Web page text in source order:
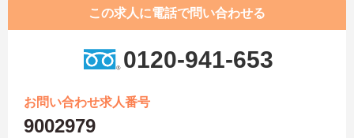
この求人に電話で問い合わせる
0120-941-653
お問い合わせ求人番号
9002979